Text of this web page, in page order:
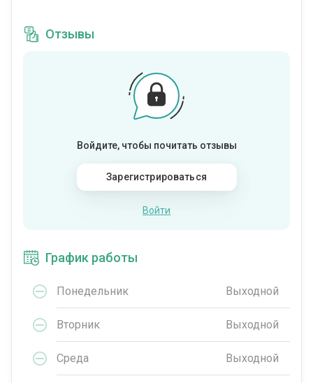
Отзывы
Войдите, чтобы почитать отзывы
Зарегистрироваться
Войти
График работы
Понедельник Выходной
Вторник Выходной
Среда Выходной